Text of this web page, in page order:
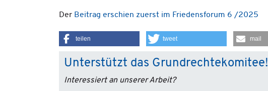
Der Beitrag erschien zuerst im Friedensforum 6 /2025
teilen tweet mail
Unterstützt das Grundrechtekomitee!
Interessiert an unserer Arbeit?